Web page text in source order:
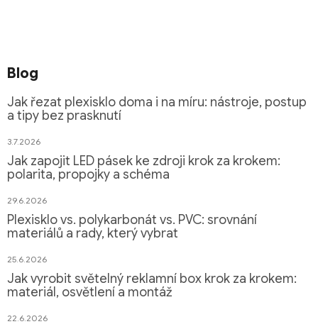
Blog
Jak řezat plexisklo doma i na míru: nástroje, postup
a tipy bez prasknutí
3.7.2026
Jak zapojit LED pásek ke zdroji krok za krokem:
polarita, propojky a schéma
29.6.2026
Plexisklo vs. polykarbonát vs. PVC: srovnání
materiálů a rady, který vybrat
25.6.2026
Jak vyrobit světelný reklamní box krok za krokem:
materiál, osvětlení a montáž
22.6.2026